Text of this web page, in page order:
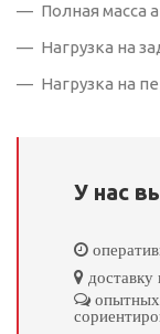
Полная масса
Нагрузка на
Нагрузка на
У нас
опытных